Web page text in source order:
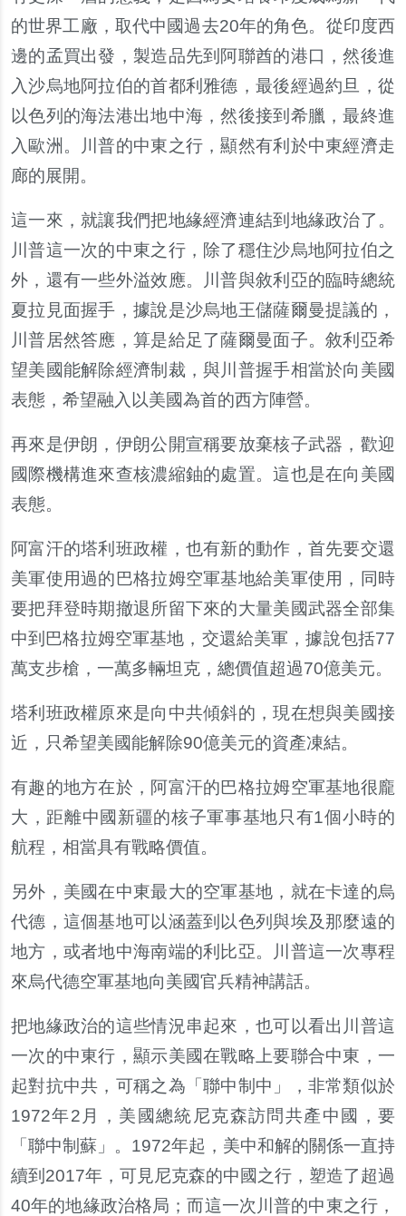
的世界工廠，取代中國過去20年的角色。從印度西
邊的孟買出發，製造品先到阿聯酋的港口，然後進
入沙烏地阿拉伯的首都利雅德，最後經過約旦，從
以色列的海法港出地中海，然後接到希臘，最終進
入歐洲。川普的中東之行，顯然有利於中東經濟走
廊的展開。
這一來，就讓我們把地緣經濟連結到地緣政治了。
川普這一次的中東之行，除了穩住沙烏地阿拉伯之
外，還有一些外溢效應。川普與敘利亞的臨時總統
夏拉見面握手，據說是沙烏地王儲薩爾曼提議的，
川普居然答應，算是給足了薩爾曼面子。敘利亞希
望美國能解除經濟制裁，與川普握手相當於向美國
表態，希望融入以美國為首的西方陣營。
再來是伊朗，伊朗公開宣稱要放棄核子武器，歡迎
國際機構進來查核濃縮鈾的處置。這也是在向美國
表態。
阿富汗的塔利班政權，也有新的動作，首先要交還
美軍使用過的巴格拉姆空軍基地給美軍使用，同時
要把拜登時期撤退所留下來的大量美國武器全部集
中到巴格拉姆空軍基地，交還給美軍，據說包括77
萬支步槍，一萬多輛坦克，總價值超過70億美元。
塔利班政權原來是向中共傾斜的，現在想與美國接
近，只希望美國能解除90億美元的資產凍結。
有趣的地方在於，阿富汗的巴格拉姆空軍基地很龐
大，距離中國新疆的核子軍事基地只有1個小時的
航程，相當具有戰略價值。
另外，美國在中東最大的空軍基地，就在卡達的烏
代德，這個基地可以涵蓋到以色列與埃及那麼遠的
地方，或者地中海南端的利比亞。川普這一次專程
來烏代德空軍基地向美國官兵精神講話。
把地緣政治的這些情況串起來，也可以看出川普這
一次的中東行，顯示美國在戰略上要聯合中東，一
起對抗中共，可稱之為「聯中制中」，非常類似於
1972年2月，美國總統尼克森訪問共產中國，要
「聯中制蘇」。1972年起，美中和解的關係一直持
續到2017年，可見尼克森的中國之行，塑造了超過
40年的地緣政治格局；而這一次川普的中東之行，